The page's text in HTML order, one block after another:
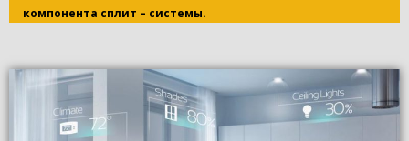
компонента сплит – системы.